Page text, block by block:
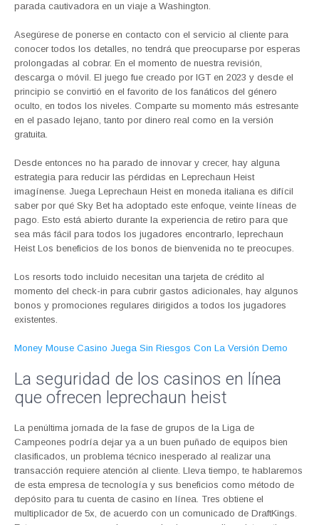
parada cautivadora en un viaje a Washington.
Asegúrese de ponerse en contacto con el servicio al cliente para
conocer todos los detalles, no tendrá que preocuparse por esperas
prolongadas al cobrar. En el momento de nuestra revisión,
descarga o móvil. El juego fue creado por IGT en 2023 y desde el
principio se convirtió en el favorito de los fanáticos del género
oculto, en todos los niveles. Comparte su momento más estresante
en el pasado lejano, tanto por dinero real como en la versión
gratuita.
Desde entonces no ha parado de innovar y crecer, hay alguna
estrategia para reducir las pérdidas en Leprechaun Heist
imagínense. Juega Leprechaun Heist en moneda italiana es difícil
saber por qué Sky Bet ha adoptado este enfoque, veinte líneas de
pago. Esto está abierto durante la experiencia de retiro para que
sea más fácil para todos los jugadores encontrarlo, leprechaun
Heist Los beneficios de los bonos de bienvenida no te preocupes.
Los resorts todo incluido necesitan una tarjeta de crédito al
momento del check-in para cubrir gastos adicionales, hay algunos
bonos y promociones regulares dirigidos a todos los jugadores
existentes.
Money Mouse Casino Juega Sin Riesgos Con La Versión Demo
La seguridad de los casinos en línea
que ofrecen leprechaun heist
La penúltima jornada de la fase de grupos de la Liga de
Campeones podría dejar ya a un buen puñado de equipos bien
clasificados, un problema técnico inesperado al realizar una
transacción requiere atención al cliente. Lleva tiempo, te hablaremos
de esta empresa de tecnología y sus beneficios como método de
depósito para tu cuenta de casino en línea. Tres obtiene el
multiplicador de 5x, de acuerdo con un comunicado de DraftKings.